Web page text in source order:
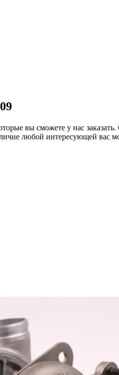
вы сможете у нас
любой интересующей вас